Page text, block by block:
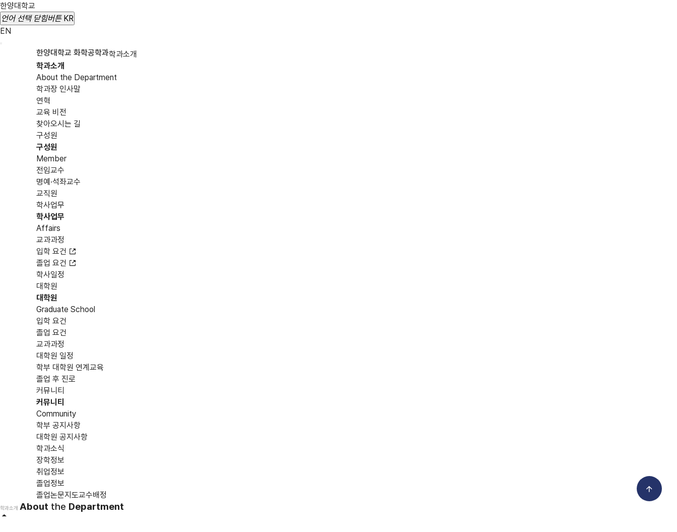
한양대학교
언어 선택닫힘버튼 KR
EN
한양대학교 화학공학과학과소개
학과소개
About the Department
학과장 인사말
연혁
교육 비전
찾아오시는 길
구성원
구성원
Member
전임교수
명예·석좌교수
교직원
학사업무
학사업무
Affairs
교과과정
입학 요건
졸업 요건
학사일정
대학원
대학원
Graduate School
입학 요건
졸업 요건
교과과정
대학원 일정
학부 대학원 연계교육
졸업 후 진로
커뮤니티
커뮤니티
Community
학부 공지사항
대학원 공지사항
학과소식
장학정보
취업정보
졸업정보
졸업논문지도교수배정
학과소개 About the Department